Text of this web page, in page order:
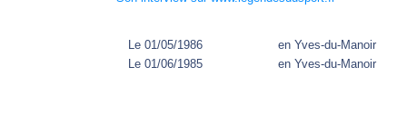
Le 01/05/1986
en Yves-du-Manoir
Le 01/06/1985
en Yves-du-Manoir